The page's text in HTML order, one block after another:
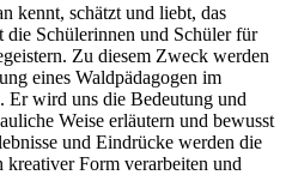
kennt, schätzt und liebt, das
die Schülerinnen und Schüler für
Zu diesem Zweck werden
eines Waldpädagogen im
Er wird uns die Bedeutung und
Weise erläutern und bewusst
und Eindrücke werden die
Form verarbeiten und